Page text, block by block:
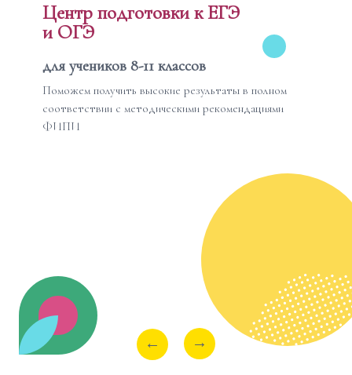
Центр подготовки к ЕГЭ
и ОГЭ
для учеников 8-11 классов
Поможем получить высокие результаты в полном
соответствии с методическими рекомендациями
ФИПИ
← →